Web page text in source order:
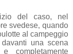
del caso, nel
svedese, quando
al campeggio
una scena
completamente